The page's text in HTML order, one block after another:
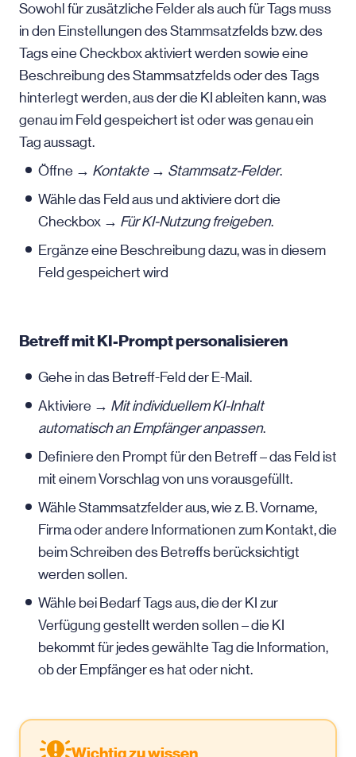
Sowohl für zusätzliche Felder als auch für Tags muss
in den Einstellungen des Stammsatzfelds bzw. des
Tags eine Checkbox aktiviert werden sowie eine
Beschreibung des Stammsatzfelds oder des Tags
hinterlegt werden, aus der die KI ableiten kann, was
genau im Feld gespeichert ist oder was genau ein
Tag aussagt.
Öffne → Kontakte→ Stammsatz-Felder.
Wähle das Feld aus und aktiviere dort die
Checkbox → Für KI-Nutzung freigeben.
Ergänze eine Beschreibung dazu, was in diesem
Feld gespeichert wird
Betreff mit KI-Prompt personalisieren
Gehe in das Betreff-Feld der E-Mail.
Aktiviere → Mit individuellem KI-Inhalt
automatisch an Empfänger anpassen.
Definiere den Prompt für den Betreff – das Feld ist
mit einem Vorschlag von uns vorausgefüllt.
Wähle Stammsatzfelder aus, wie z. B. Vorname,
Firma oder andere Informationen zum Kontakt, die
beim Schreiben des Betreffs berücksichtigt
werden sollen.
Wähle bei Bedarf Tags aus, die der KI zur
Verfügung gestellt werden sollen – die KI
bekommt für jedes gewählte Tag die Information,
ob der Empfänger es hat oder nicht.
Wichtig zu wissen